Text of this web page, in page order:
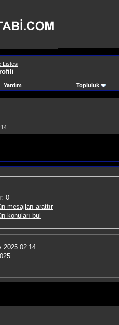
Listesi
Yardım Topluluk
0
mesajları arattır
konuları bul
2025 02:14